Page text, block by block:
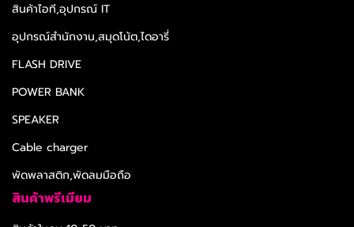
สินค้าไอที,อุปกรณ์ IT
อุปกรณ์สำนักงาน,สมุดโน้ต,ไดอารี่
FLASH DRIVE
POWER BANK
SPEAKER
Cable charger
พัดพลาสติก,พัดลมมือถือ
สินค้าพรีเมียม